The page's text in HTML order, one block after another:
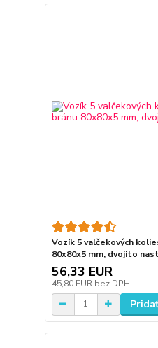
Vozík 5 valčekových
80x80x5 mm, dvojito
56,33 EUR
45,80 EUR bez DPH